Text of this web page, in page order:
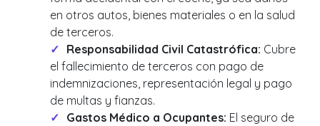
en otros autos, bienes materiales o en la salud
de terceros.
Responsabilidad Civil Catastrófica: Cubre
el fallecimiento de terceros con pago de
indemnizaciones, representación legal y pago
de multas y fianzas.
Gastos Médico a Ocupantes: El seguro de